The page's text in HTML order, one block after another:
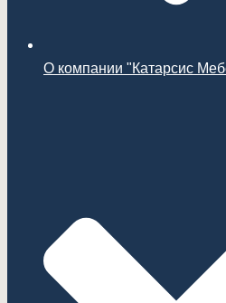
О компании "Катарсис